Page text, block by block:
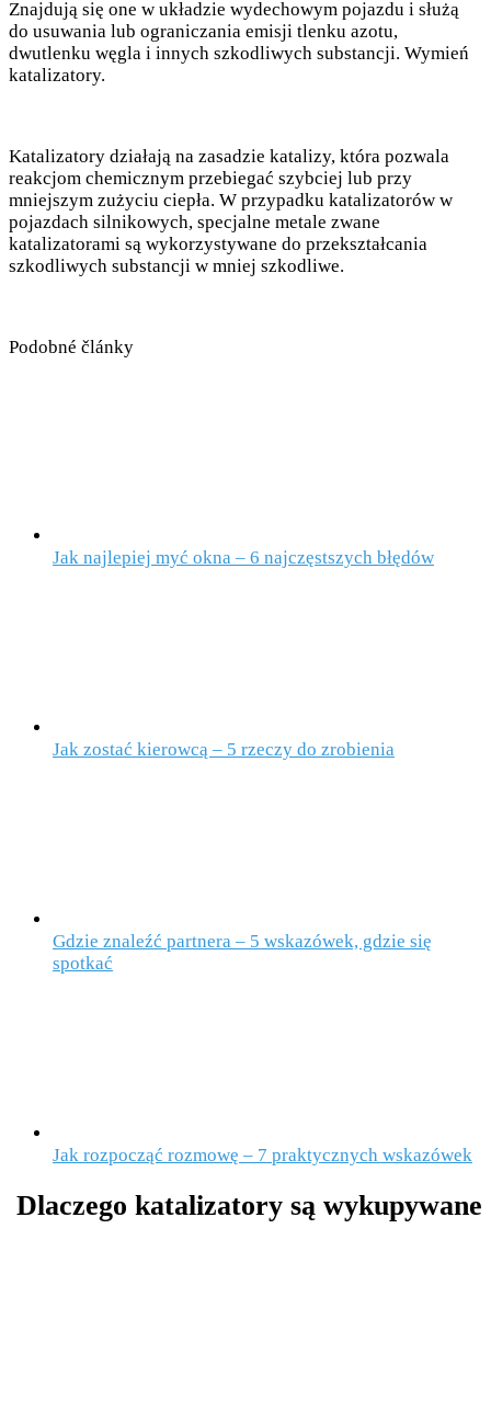
Znajdują się one w układzie wydechowym pojazdu i służą
do usuwania lub ograniczania emisji tlenku azotu,
dwutlenku węgla i innych szkodliwych substancji. Wymień
katalizatory.
Katalizatory działają na zasadzie katalizy, która pozwala
reakcjom chemicznym przebiegać szybciej lub przy
mniejszym zużyciu ciepła. W przypadku katalizatorów w
pojazdach silnikowych, specjalne metale zwane
katalizatorami są wykorzystywane do przekształcania
szkodliwych substancji w mniej szkodliwe.
Podobné články
Jak najlepiej myć okna – 6 najczęstszych błędów
Jak zostać kierowcą – 5 rzeczy do zrobienia
Gdzie znaleźć partnera – 5 wskazówek, gdzie się
spotkać
Jak rozpocząć rozmowę – 7 praktycznych wskazówek
Dlaczego katalizatory są wykupywane